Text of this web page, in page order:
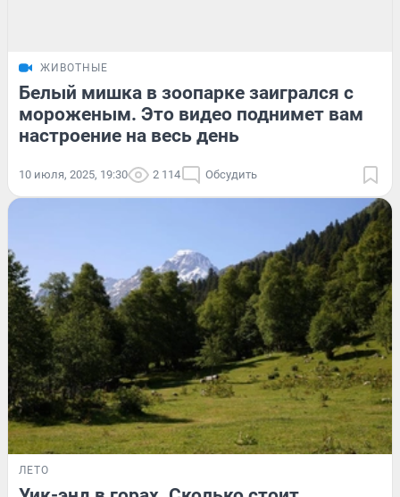
ЖИВОТНЫЕ
Белый мишка в зоопарке заигрался с
мороженым. Это видео поднимет вам
настроение на весь день
10 июля, 2025, 19:30 2 114 Обсудить
ЛЕТО